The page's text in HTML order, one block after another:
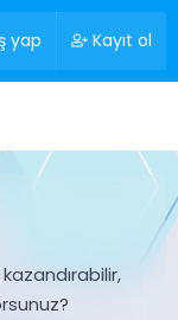
yap Kayıt ol